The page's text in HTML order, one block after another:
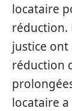
locataire
réduction.
justice ont
réduction
locataire